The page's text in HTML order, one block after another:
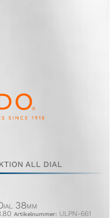
ALL DIAL
38mm
Artikelnummer: ULPN-661